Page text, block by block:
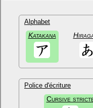
Alphabet
Katakana
Police d'écriture
Cursive